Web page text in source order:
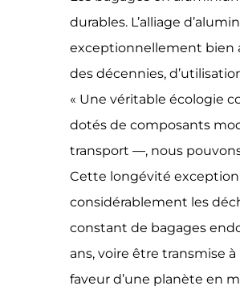
durables. L’alliage
exceptionnellement bien
des décennies,
« Une véritable écologie
dotés de composants
transport —, nous
Cette longévité
considérablement les
constant de bagages
ans, voire être transmise
faveur d’une planète en